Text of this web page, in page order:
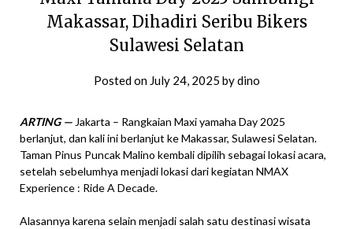
Makassar, Dihadiri Seribu Bikers
Sulawesi Selatan
Posted on July 24, 2025 bydino
ARTING — Jakarta – Rangkaian Maxi yamaha Day 2025
berlanjut, dan kali ini berlanjut ke Makassar, Sulawesi Selatan.
Taman Pinus Puncak Malino kembali dipilih sebagai lokasi acara,
setelah sebelumhya menjadi lokasi dari kegiatan NMAX
Experience : Ride A Decade.
Alasannya karena selain menjadi salah satu destinasi wisata